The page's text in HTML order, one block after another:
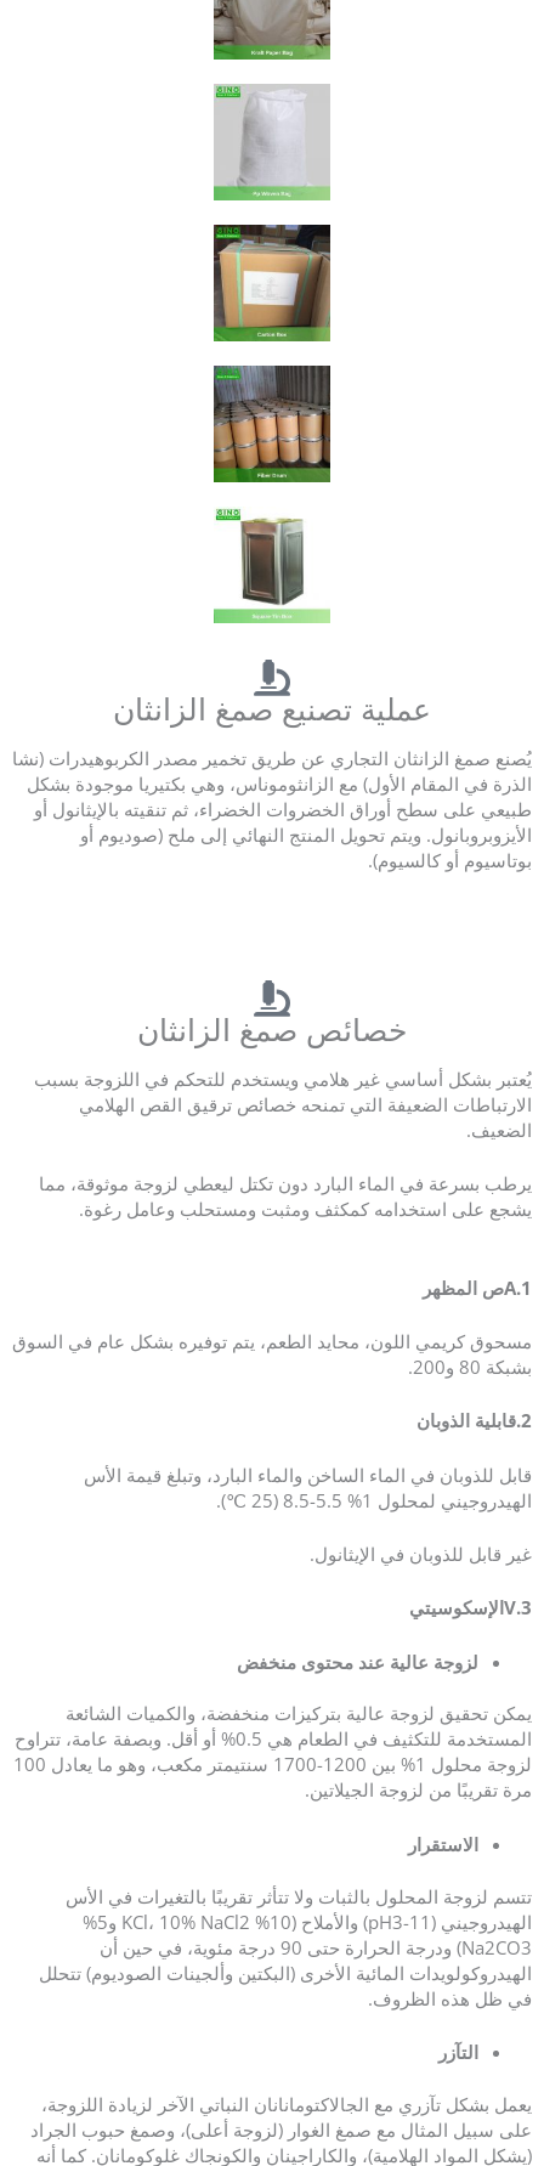
عملية تصنيع صمغ الزانثان
يُصنع صمغ الزانثان التجاري عن طريق تخمير مصدر الكربوهيدرات (نشا
الذرة في المقام الأول) مع الزانثوموناس، وهي بكتيريا موجودة بشكل
طبيعي على سطح أوراق الخضروات الخضراء، ثم تنقيته بالإيثانول أو
الأيزوبروبانول. ويتم تحويل المنتج النهائي إلى ملح (صوديوم أو
بوتاسيوم أو كالسيوم).
خصائص صمغ الزانثان
يُعتبر بشكل أساسي غير هلامي ويستخدم للتحكم في اللزوجة بسبب
الارتباطات الضعيفة التي تمنحه خصائص ترقيق القص الهلامي
الضعيف.
يرطب بسرعة في الماء البارد دون تكتل ليعطي لزوجة موثوقة، مما
يشجع على استخدامه كمكثف ومثبت ومستحلب وعامل رغوة.
1.A ص المظهر
مسحوق كريمي اللون، محايد الطعم، يتم توفيره بشكل عام في السوق
بشبكة 80 و200.
2. قابلية الذوبان
قابل للذوبان في الماء الساخن والماء البارد، وتبلغ قيمة الأس
الهيدروجيني لمحلول 1% 5.5-8.5 (25 ℃).
غير قابل للذوبان في الإيثانول.
3.V الإسكوسيتي
لزوجة عالية عند محتوى منخفض
يمكن تحقيق لزوجة عالية بتركيزات منخفضة، والكميات الشائعة
المستخدمة للتكثيف في الطعام هي 0.5% أو أقل. وبصفة عامة، تتراوح
لزوجة محلول 1% بين 1200-1700 سنتيمتر مكعب، وهو ما يعادل 100
مرة تقريبًا من لزوجة الجيلاتين.
الاستقرار
تتسم لزوجة المحلول بالثبات ولا تتأثر تقريبًا بالتغيرات في الأس
الهيدروجيني (pH3-11) والأملاح (10% KCl، 10% NaCl2 و5%
Na2CO3) ودرجة الحرارة حتى 90 درجة مئوية، في حين أن
الهيدروكولويدات المائية الأخرى (البكتين وألجينات الصوديوم) تتحلل
في ظل هذه الظروف.
التآزر
يعمل بشكل تآزري مع الجالاكتومانانان النباتي الآخر لزيادة اللزوجة،
على سبيل المثال مع صمغ الغوار (لزوجة أعلى)، وصمغ حبوب الجراد
(يشكل المواد الهلامية)، والكاراجينان والكونجاك غلوكومانان. كما أنه